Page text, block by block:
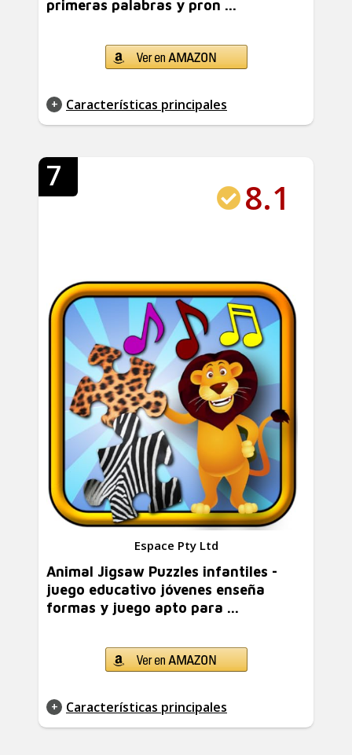
primeras palabras y pron ...
Características principales
7
8.1
Espace Pty Ltd
Animal Jigsaw Puzzles infantiles -
juego educativo jóvenes enseña
formas y juego apto para ...
Características principales